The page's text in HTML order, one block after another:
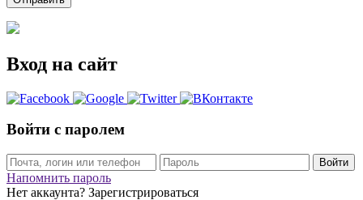
Вход на сайт
Войти с паролем
Войти
Напомнить пароль
Нет аккаунта? Зарегистрироваться